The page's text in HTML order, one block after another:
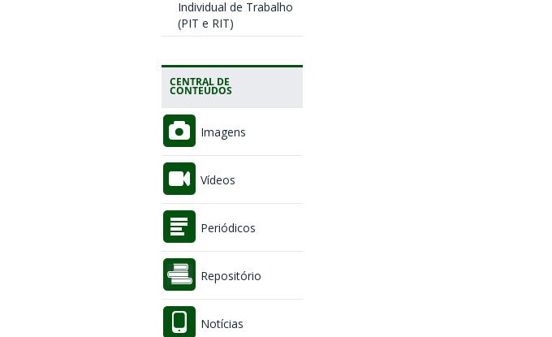
Individual de Trabalho
(PIT e RIT)
CENTRAL DE
CONTEÚDOS
Imagens
Vídeos
Periódicos
Repositório
Notícias